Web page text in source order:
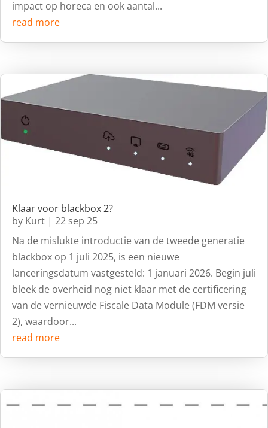
impact op horeca en ook aantal...
read more
Klaar voor blackbox 2?
by Kurt | 22 sep 25
Na de mislukte introductie van de tweede generatie
blackbox op 1 juli 2025, is een nieuwe
lanceringsdatum vastgesteld: 1 januari 2026. Begin juli
bleek de overheid nog niet klaar met de certificering
van de vernieuwde Fiscale Data Module (FDM versie
2), waardoor...
read more